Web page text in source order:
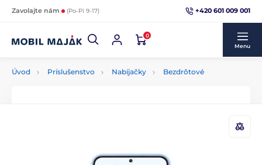
Zavolajte nám (Po-Pi 9-17) +420 601 009 001
0
Menu
Úvod Príslušenstvo Nabíjačky Bezdrôtové